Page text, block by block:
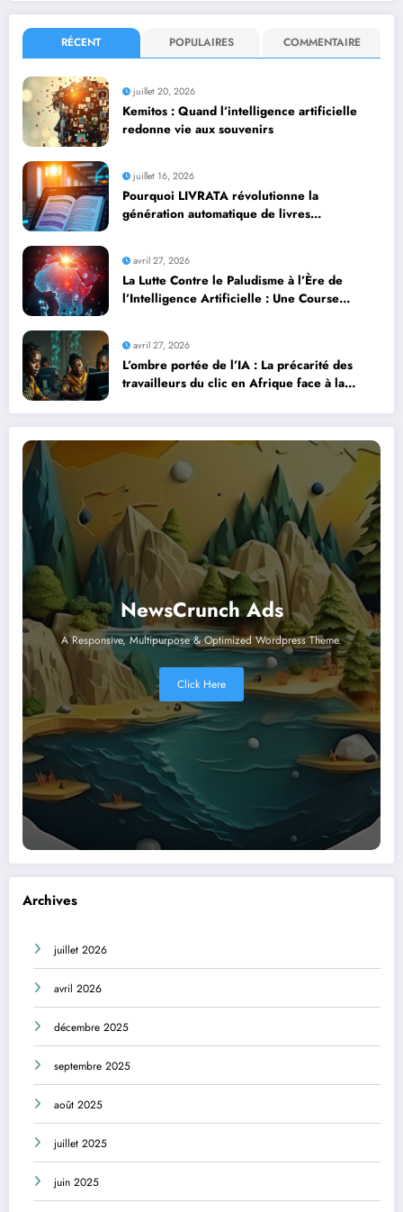
RÉCENT POPULAIRES COMMENTAIRE
juillet 20, 2026
Kemitos : Quand l’intelligence artificielle
redonne vie aux souvenirs
juillet 16, 2026
Pourquoi LIVRATA révolutionne la
génération automatique de livres
avril 27, 2026
La Lutte Contre le Paludisme à l’Ère de
l’Intelligence Artificielle : Une Course
avril 27, 2026
L’ombre portée de l’IA : La précarité des
travailleurs du clic en Afrique face à la
NewsCrunch Ads
A Responsive, Multipurpose & Optimized Wordpress Theme.
Click Here
Archives
juillet 2026
avril 2026
décembre 2025
septembre 2025
août 2025
juillet 2025
juin 2025